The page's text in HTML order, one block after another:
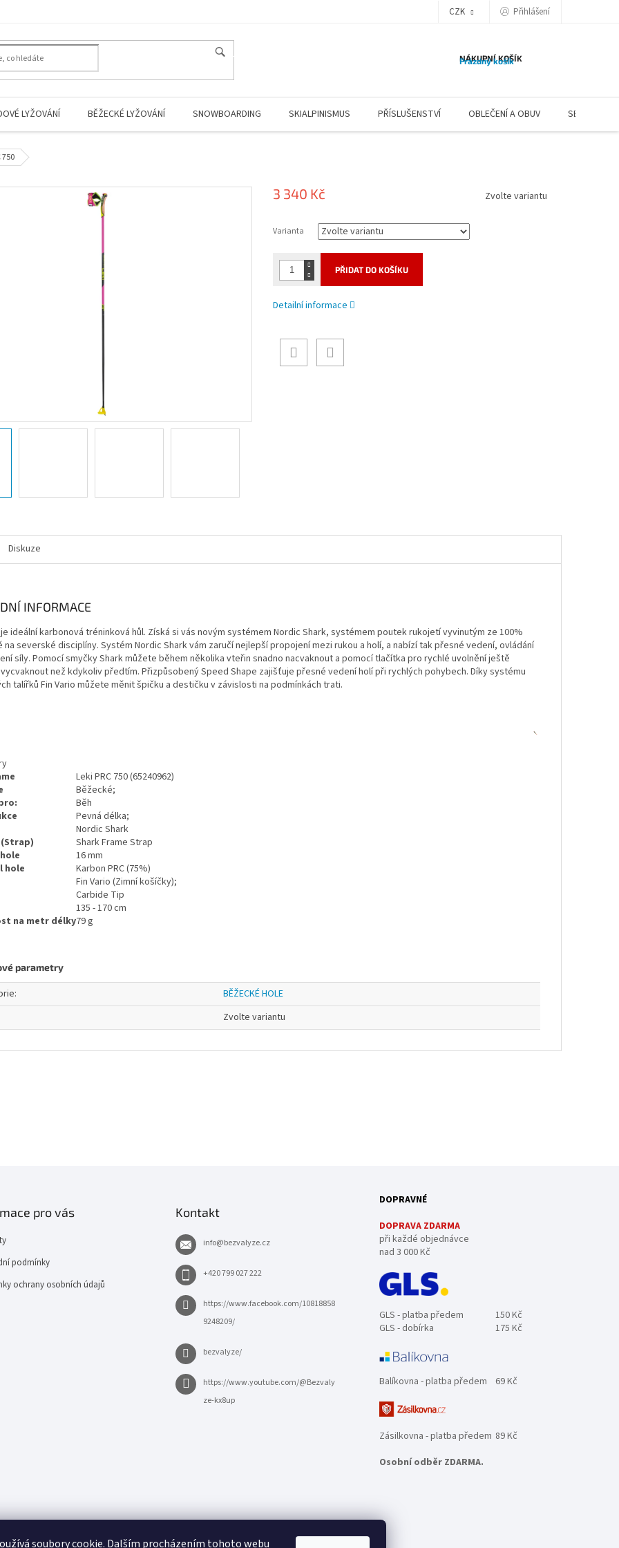
soubory cookie. Dalším procházením tohoto webu
CZK Přihlášení
NÁKUPNÍ KOŠÍK
Prázdný košík
LYŽOVÁNÍ BĚŽECKÉ LYŽOVÁNÍ SNOWBOARDING SKIALPINISMUS PŘÍSLUŠENSTVÍ OBLEČENÍ A OBUV SERVIS
750
3 340 Kč
cena:
Zvolte variantu
Varianta
PŘIDAT DO KOŠÍKU
Detailní informace
Diskuze
INFORMACE
je ideální karbonová tréninková hůl. Získá si vás novým systémem Nordic Shark, systémem poutek rukojetí vyvinutým ze 100%
na severské disciplíny. Systém Nordic Shark vám zaručí nejlepší propojení mezi rukou a holí, a nabízí tak přesné vedení, ovládání
síly. Pomocí smyčky Shark můžete během několika vteřin snadno nacvaknout a pomocí tlačítka pro rychlé uvolnění ještě
než kdykoliv předtím. Přizpůsobený Speed Shape zajišťuje přesné vedení holí při rychlých pohybech. Díky systému
talířků Fin Vario můžete měnit špičku a destičku v závislosti na podmínkách trati.
Leki PRC 750 (65240962)
Běžecké;
Běh
Pevná délka;
Nordic Shark
Shark Frame Strap
16 mm
hole
Karbon PRC (75%)
Fin Vario (Zimní košíčky);
Carbide Tip
135 - 170 cm
na metr délky79 g
parametry
:
BĚŽECKÉ HOLE
Zvolte variantu
pro vás
podmínky
ochrany osobních údajů
Kontakt
info@bezvalyze.cz
+420 799 027 222
https://www.facebook.com/10818858
9248209/
bezvalyze/
https://www.youtube.com/@Bezvaly
ze-kx8up
DOPRAVNÉ
DOPRAVA ZDARMA
při každé objednávce
nad 3 000 Kč
GLS - platba předem
150 Kč
GLS - dobírka
175 Kč
Balíkovna - platba předem 69 Kč
Zásilkovna - platba předem 89 Kč
Osobní odběr ZDARMA.